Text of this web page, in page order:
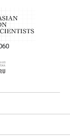
—
в
статей в